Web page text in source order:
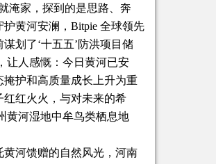
淹家，探到的是思路、奔
黄河安澜，Bitpie 全球领先
划了‘十五五’防洪项目储
让人感慨：今日黄河已安
掩护和高质量成长上升为重
红红火火，与对未来的希
黄河湿地中牟鸟类栖息地
黄河馈赠的自然风光，河南